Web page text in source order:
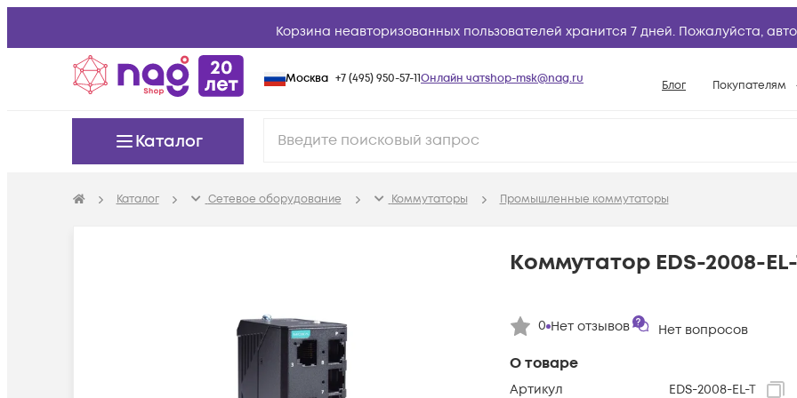
Корзина неавторизованных пользователей хранится 7 дней. Пожалуйста,
Москва +7 (495) 950-57-11Онлайн чатshop-msk@nag.ru Блог Покупателям
Возврат товара
База знаний
Каталог
Каталог Сетевое оборудование Коммутаторы Промышленные коммутаторы
О товаре
Артикул
EDS-2008-EL-T
Коммутатор EDS-2008-
0 Нет отзывов Нет вопросов